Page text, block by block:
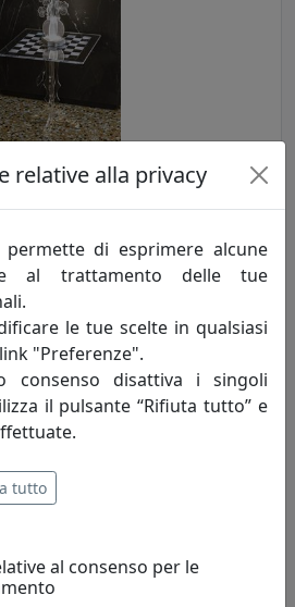
45X45 DELLA VESTA HOME,
224,00 €
CATALOGO VESTA HOME,
relative alla privacy
di esprimere alcune
al trattamento delle tue
le tue scelte in qualsiasi
"Preferenze".
disattiva i singoli
il pulsante “Rifiuta tutto” e
tutto
al consenso per le